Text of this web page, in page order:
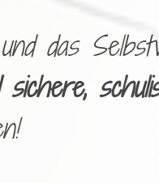
das